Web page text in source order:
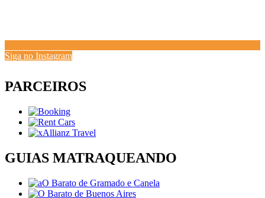
Siga no Instagram
PARCEIROS
GUIAS MATRAQUEANDO